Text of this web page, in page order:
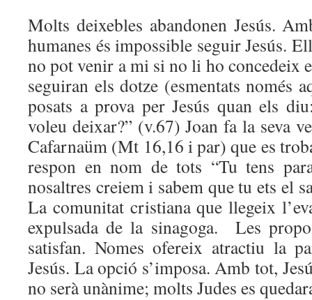
Molts deixebles abandonen Jesús.
humanes és impossible seguir Jesús.
no pot venir a mi si no li ho concedeix
seguiran els dotze (esmentats només
posats a prova per Jesús quan els
voleu deixar?” (v.67) Joan fa la seva
Cafarnaüm (Mt 16,16 i par) que es
respon en nom de tots “Tu tens
nosaltres creiem i sabem que tu ets el
La comunitat cristiana que llegeix
expulsada de la sinagoga. Les
satisfan. Nomes ofereix atractiu la
Jesús. La opció s’imposa. Amb tot,
no serà unànime; molts Judes es